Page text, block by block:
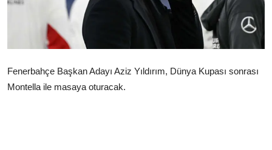
Fenerbahçe Başkan Adayı Aziz Yıldırım, Dünya Kupası sonrası
Montella ile masaya oturacak.